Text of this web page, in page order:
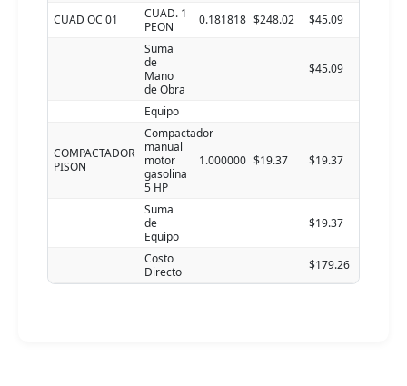
CUAD OC 01
CUAD. 1
PEON
0.181818 $248.02
$45.09
Suma
de
Mano
de Obra
$45.09
Equipo
COMPACTADOR
PISON
Compactador
manual
motor
gasolina
5 HP
1.000000 $19.37 $19.37
Suma
de
Equipo
$19.37
Costo
Directo
$179.26